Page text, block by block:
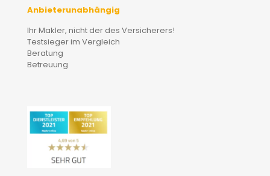
Anbieterunabhängig
Ihr Makler, nicht der des Versicherers!
Testsieger im Vergleich
Beratung
Betreuung